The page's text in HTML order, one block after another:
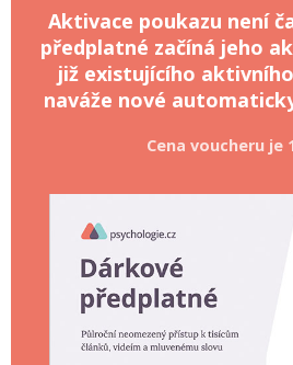
Aktivace poukazu není
předplatné začíná jeho
již existujícího
naváže nové
Cena voucheru je